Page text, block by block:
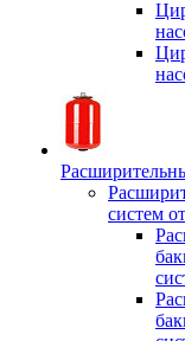
систем